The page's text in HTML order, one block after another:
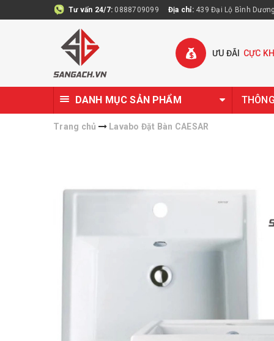
Tư vấn 24/7: 0888709099 Địa chỉ: 439 Đại Lộ Bình
ƯU ĐÃI CỰC
DANH MỤC SẢN PHẨM
Trang chủ Lavabo Đặt Bàn CAESAR